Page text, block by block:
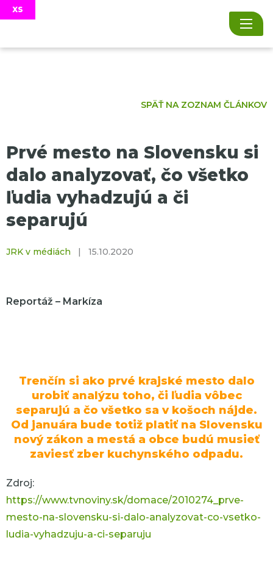
SPÄŤ NA ZOZNAM ČLÁNKOV
Prvé mesto na Slovensku si
dalo analyzovať, čo všetko
ľudia vyhadzujú a či
separujú
JRK v médiách 15.10.2020
Reportáž – Markíza
Trenčín si ako prvé krajské mesto dalo
urobiť analýzu toho, či ľudia vôbec
separujú a čo všetko sa v košoch nájde.
Od januára bude totiž platiť na Slovensku
nový zákon a mestá a obce budú musieť
zaviesť zber kuchynského odpadu.
Zdroj:
https://www.tvnoviny.sk/domace/2010274_prve-
mesto-na-slovensku-si-dalo-analyzovat-co-vsetko-
ludia-vyhadzuju-a-ci-separuju